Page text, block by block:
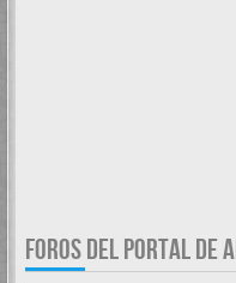
FOROS DEL PORTAL DE